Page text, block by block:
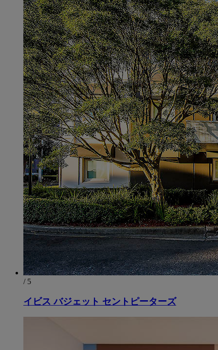
/ 5
イビス バジェット セントピーターズ